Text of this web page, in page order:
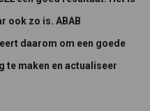
ook zo is. ABAB
daarom om een goede
te maken en actualiseer